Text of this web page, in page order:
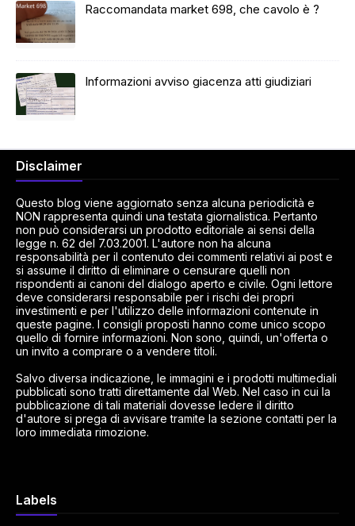
Raccomandata market 698, che cavolo è ?
Informazioni avviso giacenza atti giudiziari
Disclaimer
Questo blog viene aggiornato senza alcuna periodicità e
NON rappresenta quindi una testata giornalistica. Pertanto
non può considerarsi un prodotto editoriale ai sensi della
legge n. 62 del 7.03.2001. L'autore non ha alcuna
responsabilità per il contenuto dei commenti relativi ai post e
si assume il diritto di eliminare o censurare quelli non
rispondenti ai canoni del dialogo aperto e civile. Ogni lettore
deve considerarsi responsabile per i rischi dei propri
investimenti e per l'utilizzo delle informazioni contenute in
queste pagine. I consigli proposti hanno come unico scopo
quello di fornire informazioni. Non sono, quindi, un'offerta o
un invito a comprare o a vendere titoli.
Salvo diversa indicazione, le immagini e i prodotti multimediali
pubblicati sono tratti direttamente dal Web. Nel caso in cui la
pubblicazione di tali materiali dovesse ledere il diritto
d'autore si prega di avvisare tramite la sezione contatti per la
loro immediata rimozione.
Labels